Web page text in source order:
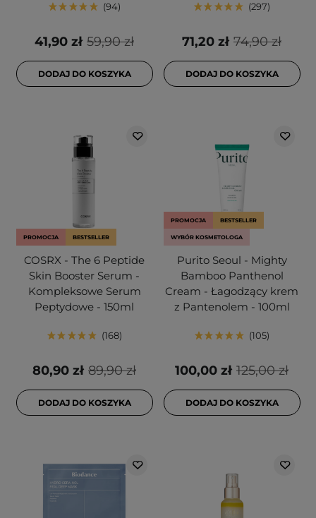
94
59,90 zł
41,90 zł
DODAJ DO KOSZYKA
297
74,90 zł
71,20 zł
DODAJ DO KOSZYKA
PROMOCJA BESTSELLER
COSRX - The 6 Peptide
Skin Booster Serum -
Kompleksowe Serum
Peptydowe - 150ml
168
89,90 zł
80,90 zł
DODAJ DO KOSZYKA
PROMOCJA BESTSELLER
WYBÓR KOSMETOLOGA
Purito Seoul - Mighty
Bamboo Panthenol
Cream - Łagodzący krem
z Pantenolem - 100ml
105
125,00 zł
100,00 zł
DODAJ DO KOSZYKA